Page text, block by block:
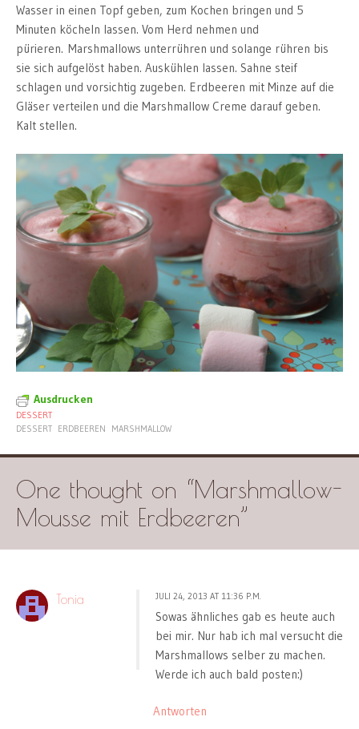
Wasser in einen Topf geben, zum Kochen bringen und 5
Minuten köcheln lassen. Vom Herd nehmen und
pürieren. Marshmallows unterrühren und solange rühren bis
sie sich aufgelöst haben. Auskühlen lassen. Sahne steif
schlagen und vorsichtig zugeben. Erdbeeren mit Minze auf die
Gläser verteilen und die Marshmallow Creme darauf geben.
Kalt stellen.
Ausdrucken
DESSERT
DESSERT ERDBEEREN MARSHMALLOW
One thought on “Marshmallow-
Mousse mit Erdbeeren”
Tonia JULI 24, 2013 AT 11:36 P.M.
Sowas ähnliches gab es heute auch
bei mir. Nur hab ich mal versucht die
Marshmallows selber zu machen.
Werde ich auch bald posten:)
Antworten